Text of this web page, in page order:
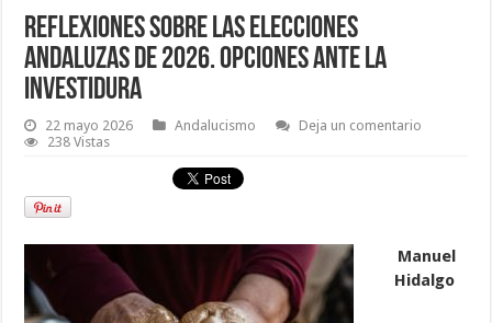
Reflexiones sobre las elecciones
andaluzas de 2026. Opciones ante la
investidura
22 mayo 2026 Andalucismo
Deja un comentario
238 Vistas
Manuel
Hidalgo